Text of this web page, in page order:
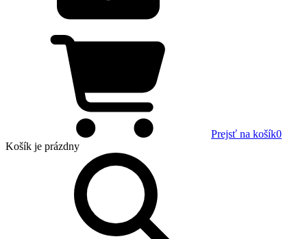
Prejsť na košík0
Košík je prázdny